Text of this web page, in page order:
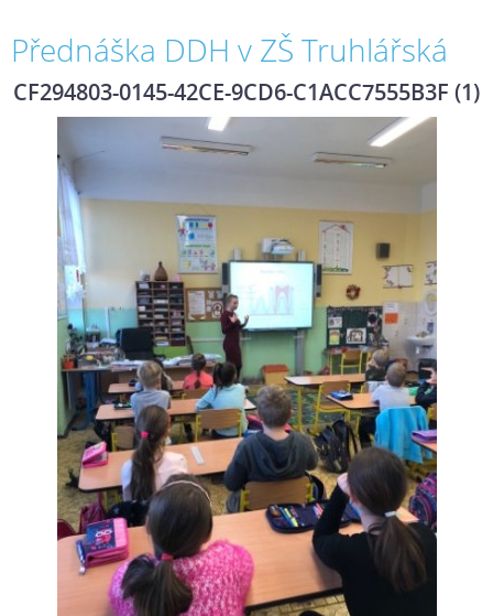
Přednáška DDH v ZŠ Truhlářská
CF294803-0145-42CE-9CD6-C1ACC7555B3F (1)